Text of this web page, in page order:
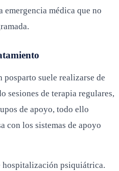
emergencia médica que no
suele realizarse de
sesiones de terapia regulares,
de apoyo, todo ello
con los sistemas de apoyo
hospitalización psiquiátrica.